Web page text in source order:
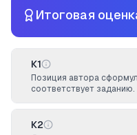
Итоговая
К1
Позиция автора
соответствует заданию.
К2